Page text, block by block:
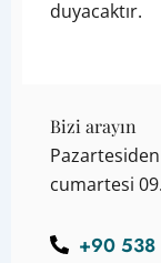
duyacaktır.
Bizi arayın
cumartesi
+90